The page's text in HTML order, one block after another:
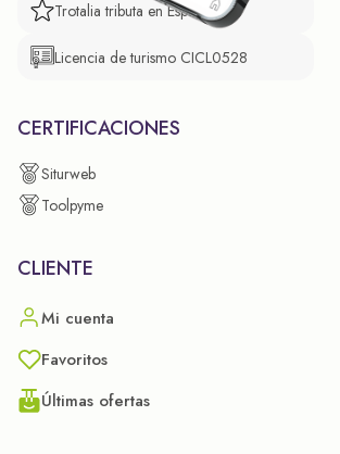
Trotalia tributa en España
Licencia de turismo CICL0528
CERTIFICACIONES
Siturweb
Toolpyme
CLIENTE
Mi cuenta
Favoritos
Últimas ofertas